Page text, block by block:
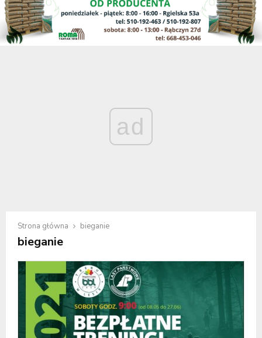
ad
Strona główna bieganie
bieganie